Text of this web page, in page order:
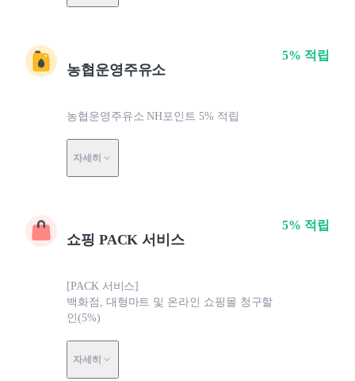
농협운영주유소
농협운영주유소 NH포인트 5% 적립
자세히
5% 적립
쇼핑 PACK 서비스
[PACK 서비스]
백화점, 대형마트 및 온라인 쇼핑몰 청구할
인(5%)
자세히
5% 적립